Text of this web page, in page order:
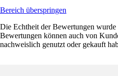
Bereich überspringen
Die Echtheit der Bewertungen
Bewertungen können auch von
nachweislich genutzt oder gekauft